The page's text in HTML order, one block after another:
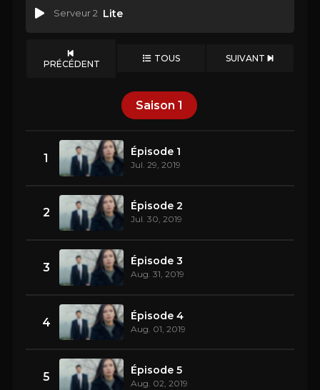
Serveur 2 Lite
PRÉCÉDENT TOUS SUIVANT
Saison 1
1 Épisode 1
Jul. 29, 2019
2 Épisode 2
Jul. 30, 2019
3 Épisode 3
Aug. 31, 2019
4 Épisode 4
Aug. 01, 2019
5 Épisode 5
Aug. 02, 2019